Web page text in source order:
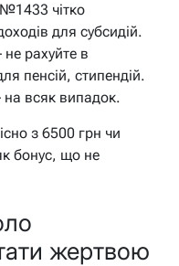
чітко
для субсидій.
рахуйте в
пенсій, стипендій.
на всяк випадок.
з 6500 грн чи
бонус, що не
жертвою